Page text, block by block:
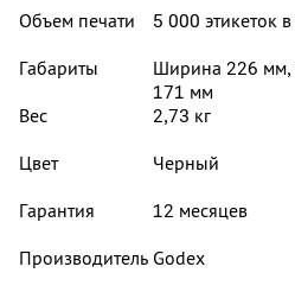
Объем печати
5 000 этикеток
Габариты
Ширина 226 мм,
171 мм
Вес
2,73 кг
Цвет
Черный
Гарантия
12 месяцев
Производитель Godex